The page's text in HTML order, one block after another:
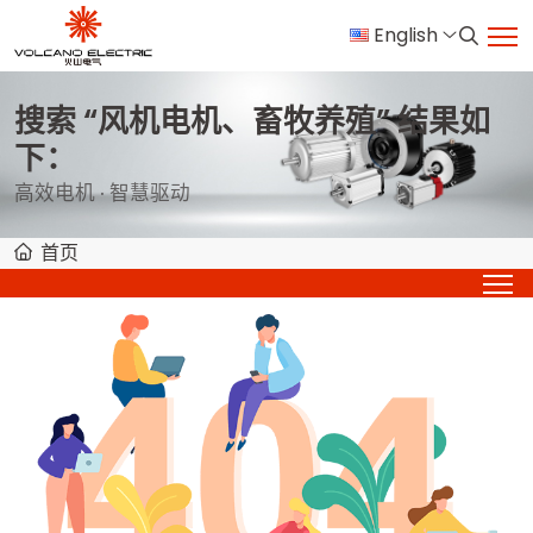
English
搜索 “风机电机、畜牧养殖” 结果如
下：
高效电机 · 智慧驱动
首页